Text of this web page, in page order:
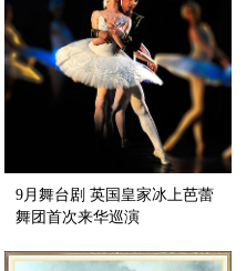
9月舞台剧 英国皇家冰上芭蕾
舞团首次来华巡演